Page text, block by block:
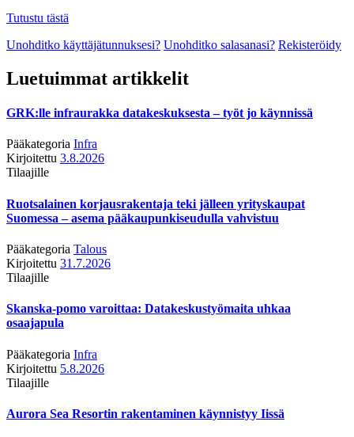
Tutustu tästä
Unohditko käyttäjätunnuksesi? Unohditko salasanasi? Rekisteröidy
Luetuimmat artikkelit
GRK:lle infraurakka datakeskuksesta – työt jo käynnissä
Pääkategoria Infra
Kirjoitettu 3.8.2026
Tilaajille
Ruotsalainen korjausrakentaja teki jälleen yrityskaupat
Suomessa – asema pääkaupunkiseudulla vahvistuu
Pääkategoria Talous
Kirjoitettu 31.7.2026
Tilaajille
Skanska-pomo varoittaa: Datakeskustyömaita uhkaa
osaajapula
Pääkategoria Infra
Kirjoitettu 5.8.2026
Tilaajille
Aurora Sea Resortin rakentaminen käynnistyy Iissä